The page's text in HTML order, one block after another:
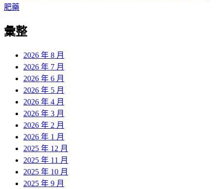
導
覽
肥藥
彙整
2026 年 8 月
2026 年 7 月
2026 年 6 月
2026 年 5 月
2026 年 4 月
2026 年 3 月
2026 年 2 月
2026 年 1 月
2025 年 12 月
2025 年 11 月
2025 年 10 月
2025 年 9 月